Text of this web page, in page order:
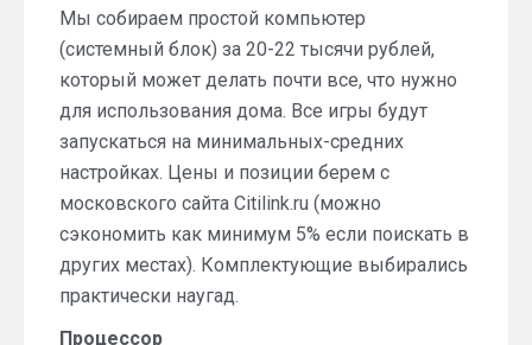
Мы собираем простой компьютер
(системный блок) за 20-22 тысячи рублей,
который может делать почти все, что нужно
для использования дома. Все игры будут
запускаться на минимальных-средних
настройках. Цены и позиции берем с
московского сайта Citilink.ru (можно
сэкономить как минимум 5% если поискать в
других местах). Комплектующие выбирались
практически наугад.
Процессор